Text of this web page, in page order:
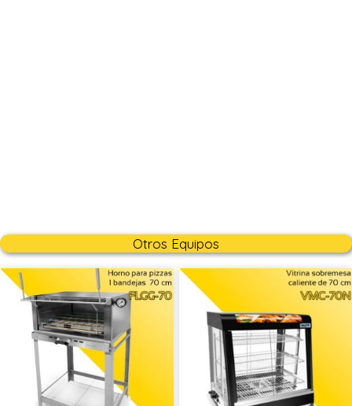
Otros Equipos